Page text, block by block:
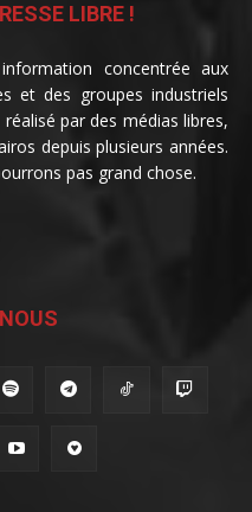
LIBRE !
concentrée aux
et des groupes industriels
par des médias libres,
depuis plusieurs années.
pas grand chose.